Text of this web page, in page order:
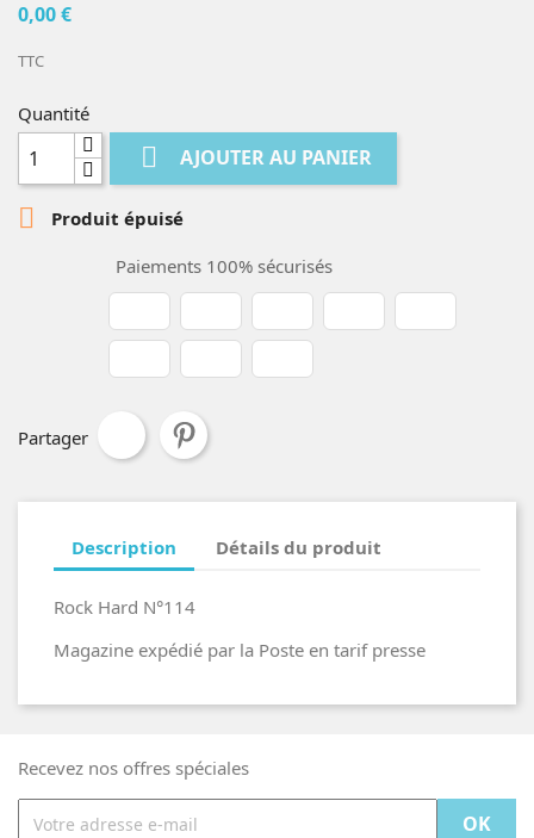
0,00 €
TTC
Quantité
 AJOUTER AU PANIER

Produit épuisé
Paiements 100% sécurisés
Partager
Description Détails du produit
Rock Hard N°114
Magazine expédié par la Poste en tarif presse
Recevez nos offres spéciales